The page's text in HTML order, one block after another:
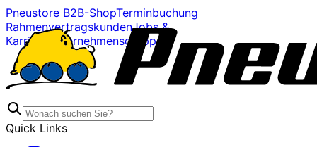
Pneustore B2B-ShopTerminbuchung
RahmenvertragskundenJobs &
Karriere
Unternehmensgruppe
Quick Links